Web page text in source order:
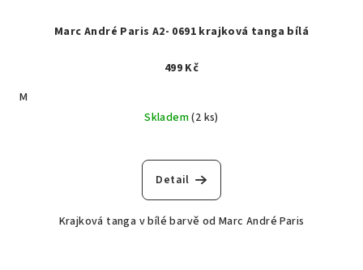
Marc André Paris A2- 0691 krajková tanga bílá
499 Kč
M
Skladem(2 ks)
Detail
Krajková tanga v bílé barvě od Marc André Paris